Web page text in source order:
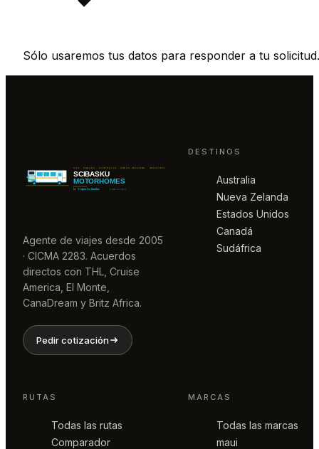
Sólo usaremos tus datos para responder a tu solicitud.
Agente de viajes desde 2005
· CICMA 2283. Acuerdos
directos con THL, Cruise
America, El Monte,
CanaDream y Britz Africa.
Pedir cotización
DESTINOS
Australia
Nueva Zelanda
Estados Unidos
Canadá
Sudáfrica
RUTAS
Todas las rutas
Comparador
MARCAS
Todas las marcas
maui